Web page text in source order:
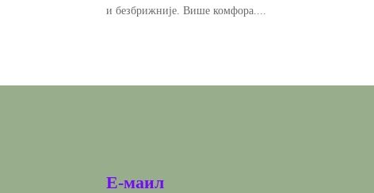
и безбрижније. Више комфора....
E-маил